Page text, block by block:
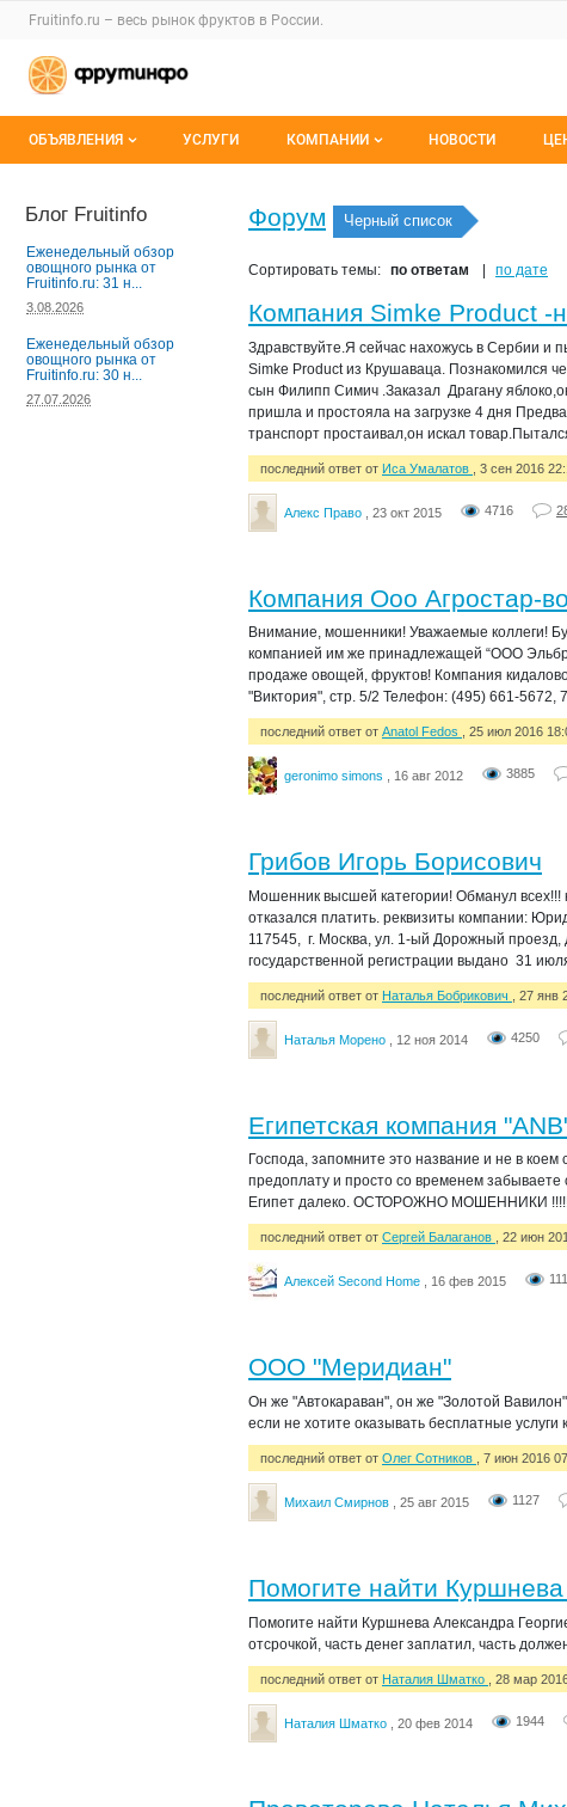
Раздел навигации по сайту fruitinfo.ru
Fruitinfo.ru – весь рынок фруктов в России.
Авторизация и меню пользователя
Навигация по разделам сайта fruitinfo.ru
ОБЪЯВЛЕНИЯ
Мои объявления
УСЛУГИ КОМПАНИИ НОВОСТИ
Форум Черный список
Сортировать темы: по ответам по дате
Компания Simke Product
Здравствуйте.Я сейчас нахожусь в Сербии и
Simke Product из Крушаваца. Познакомился
сын Филипп Симич .Заказал Драгану
пришла и простояла на загрузке 4 дня
транспорт простаивал,он искал
последний ответ от Иса Умалатов , 3 сен 2016
Алекс Право , 23 окт 2015 4716
Компания Ооо Агростар-
Внимание, мошенники! Уважаемые коллеги!
компанией им же принадлежащей “ООО
продаже овощей, фруктов! Компания
"Виктория", стр. 5/2 Телефон: (495) 661-5672,
последний ответ от Anatol Fedos , 25 июл 2016
geronimo simons , 16 авг 2012 3885
Грибов Игорь Борисович
Мошенник высшей категории! Обманул
отказался платить. реквизиты компании:
117545, г. Москва, ул. 1-ый Дорожный
государственной регистрации выдано 31
последний ответ от Наталья Бобрикович , 27 янв
Наталья Морено , 12 ноя 2014 4250
Египетская компания
Господа, запомните это название и не в
предоплату и просто со временем забываете
Египет далеко. ОСТОРОЖНО МОШЕННИКИ
последний ответ от Сергей Балаганов , 22 июн
Алексей Second Home , 16 фев 2015
ООО "Меридиан"
Он же "Автокараван", он же "Золотой
если не хотите оказывать бесплатные услуги
последний ответ от Олег Сотников , 7 июн 2016
Михаил Смирнов , 25 авг 2015 1127
Помогите найти
Помогите найти Куршнева Александра
отсрочкой, часть денег заплатил, часть
последний ответ от Наталия Шматко , 28 мар
Наталия Шматко , 20 фев 2014 1944
Блог Fruitinfo
Еженедельный обзор
овощного рынка от
Fruitinfo.ru: 31 н...
3.08.2026
Еженедельный обзор
овощного рынка от
Fruitinfo.ru: 30 н...
27.07.2026